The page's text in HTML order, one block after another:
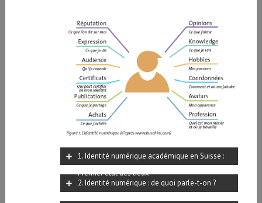
1. Identité numérique académique en Suisse :
2. Identité numérique : de quoi parle-t-on ?